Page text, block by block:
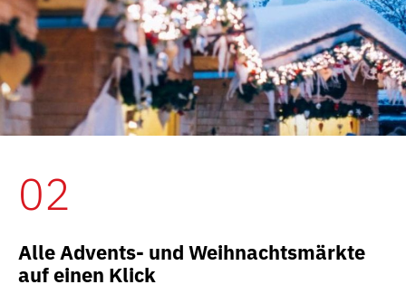
02
Alle Advents- und Weihnachtsmärkte
auf einen Klick